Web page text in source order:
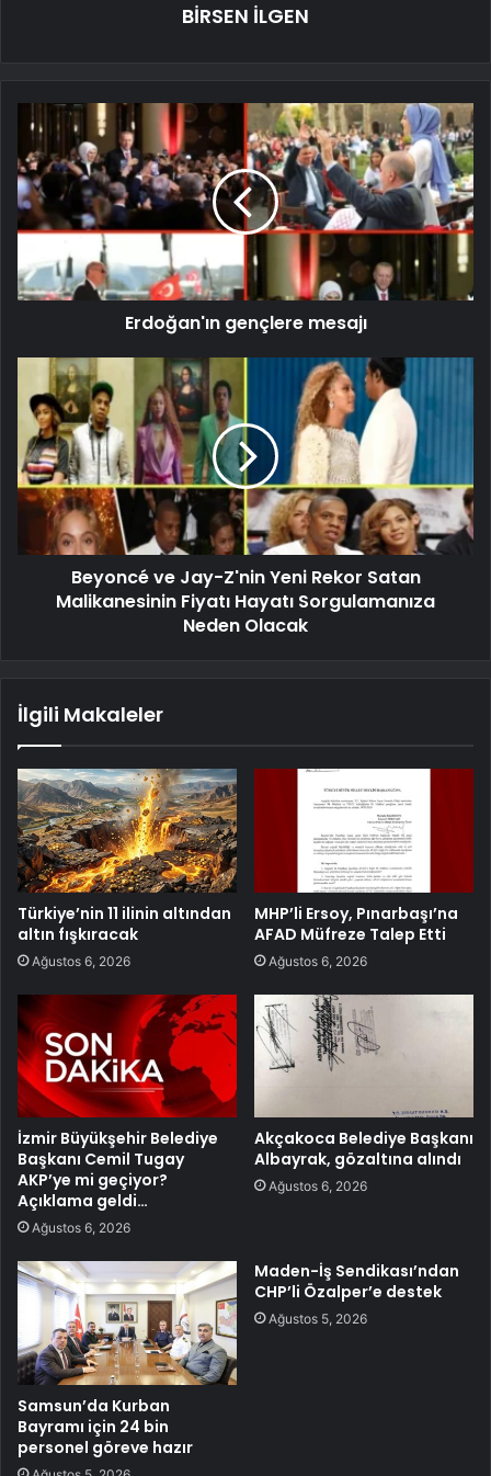
BİRSEN İLGEN
Erdoğan'ın gençlere mesajı
Beyoncé ve Jay-Z'nin Yeni Rekor Satan
Malikanesinin Fiyatı Hayatı Sorgulamanıza
Neden Olacak
İlgili Makaleler
Türkiye’nin 11 ilinin altından
altın fışkıracak
Ağustos 6, 2026
MHP’li Ersoy, Pınarbaşı’na
AFAD Müfreze Talep Etti
Ağustos 6, 2026
İzmir Büyükşehir Belediye
Başkanı Cemil Tugay
AKP’ye mi geçiyor?
Açıklama geldi…
Ağustos 6, 2026
Akçakoca Belediye Başkanı
Albayrak, gözaltına alındı
Ağustos 6, 2026
Samsun’da Kurban
Bayramı için 24 bin
personel göreve hazır
Maden-İş Sendikası’ndan
CHP’li Özalper’e destek
Ağustos 5, 2026